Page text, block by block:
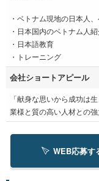
・ベトナム現地の日本人
・日本国内のベトナム人
・日本語教育
・トレーニング
会社ショートアピール
「献身な思いから成功は
業様と質の高い人材との
WEB応募す